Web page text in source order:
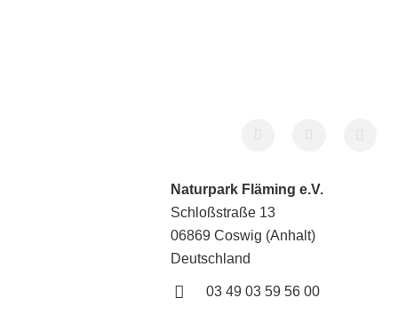
Naturpark Fläming e.V.
Schloßstraße 13
06869 Coswig (Anhalt)
Deutschland
03 49 03 59 56 00